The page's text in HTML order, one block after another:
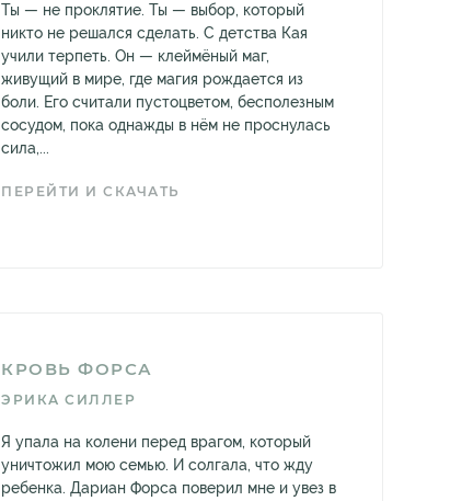
Ты — не проклятие. Ты — выбор, который
никто не решался сделать. С детства Кая
учили терпеть. Он — клеймёный маг,
живущий в мире, где магия рождается из
боли. Его считали пустоцветом, бесполезным
сосудом, пока однажды в нём не проснулась
сила,...
ПЕРЕЙТИ И СКАЧАТЬ
КРОВЬ ФОРСА
ЭРИКА СИЛЛЕР
Я упала на колени перед врагом, который
уничтожил мою семью. И солгала, что жду
ребенка. Дариан Форса поверил мне и увез в